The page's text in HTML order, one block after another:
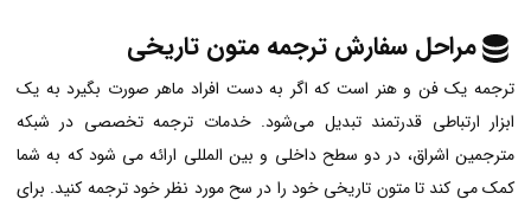
مراحل سفارش ترجمه متون تاریخی
ترجمه یک فن و هنر است که اگر به دست افراد ماهر صورت بگیرد به یک
ابزار ارتباطی قدرتمند تبدیل می‌شود. خدمات ترجمه تخصصی در شبکه
مترجمین اشراق، در دو سطح داخلی و بین ‌المللی ارائه می شود که به شما
کمک می کند تا متون تاریخی خود را در سح مورد نظر خود ترجمه کنید. برای